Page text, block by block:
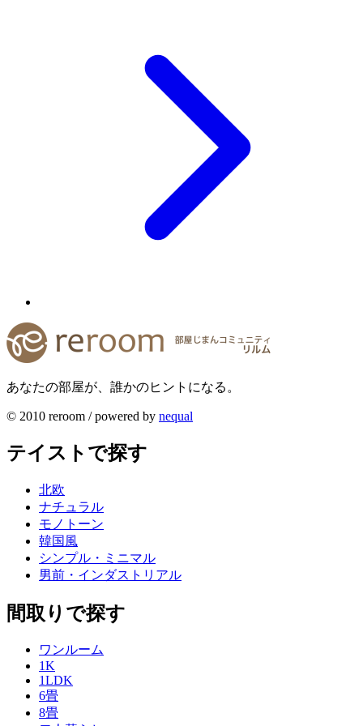
あなたの部屋が、誰かのヒントになる。
© 2010 reroom / powered by nequal
テイストで探す
北欧
ナチュラル
モノトーン
韓国風
シンプル・ミニマル
男前・インダストリアル
間取りで探す
ワンルーム
1K
1LDK
6畳
8畳